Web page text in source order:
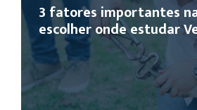
3 fatores importantes
escolher onde estudar